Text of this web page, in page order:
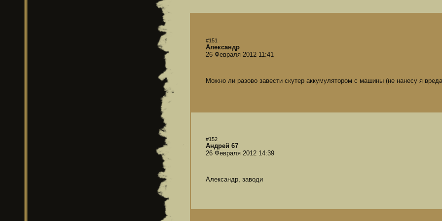
#151
Александр
26 Февраля 2012 11:41
Можно ли разово завести скутер аккумулятором с машины (не нанесу я
#152
Андрей 67
26 Февраля 2012 14:39
Александр, заводи